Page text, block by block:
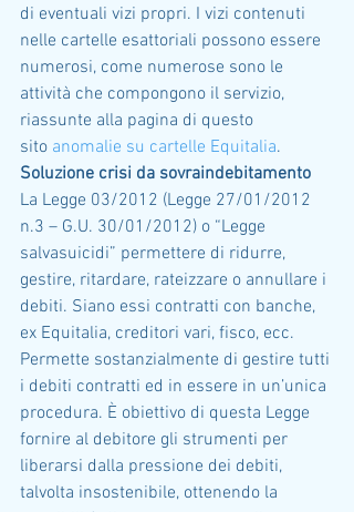
di eventuali vizi propri. I vizi contenuti
nelle cartelle esattoriali possono essere
numerosi, come numerose sono le
attività che compongono il servizio,
riassunte alla pagina di questo
sito anomalie su cartelle Equitalia.
Soluzione crisi da sovraindebitamento
La Legge 03/2012 (Legge 27/01/2012
n.3 – G.U. 30/01/2012) o “Legge
salvasuicidi” permettere di ridurre,
gestire, ritardare, rateizzare o annullare i
debiti. Siano essi contratti con banche,
ex Equitalia, creditori vari, fisco, ecc.
Permette sostanzialmente di gestire tutti
i debiti contratti ed in essere in un’unica
procedura. È obiettivo di questa Legge
fornire al debitore gli strumenti per
liberarsi dalla pressione dei debiti,
talvolta insostenibile, ottenendo la